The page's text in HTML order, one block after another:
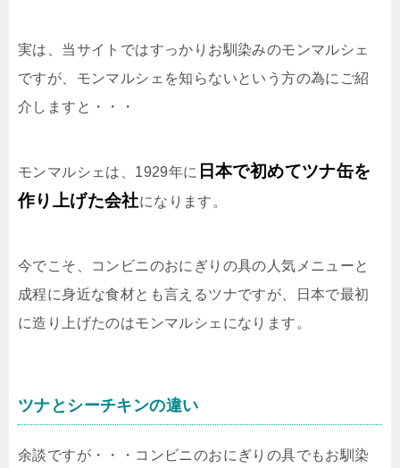
実は、当サイトではすっかりお馴染みのモンマルシェ
ですが、モンマルシェを知らないという方の為にご紹
介しますと・・・
モンマルシェは、1929年に 日本で初めてツナ缶を
作り上げた会社になります。
今でこそ、コンビニのおにぎりの具の人気メニューと
成程に身近な食材とも言えるツナですが、日本で最初
に造り上げたのはモンマルシェになります。
ツナとシーチキンの違い
余談ですが・・・コンビニのおにぎりの具でもお馴染